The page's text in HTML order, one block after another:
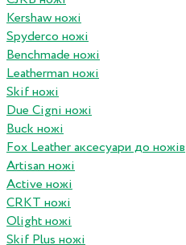
Kershaw ножі
Spyderco ножі
Benchmade ножі
Leatherman ножі
Skif ножі
Due Cigni ножі
Buck ножі
Fox Leather аксесуари до ножів
Artisan ножі
Active ножі
CRKT ножі
Olight ножі
Skif Plus ножі